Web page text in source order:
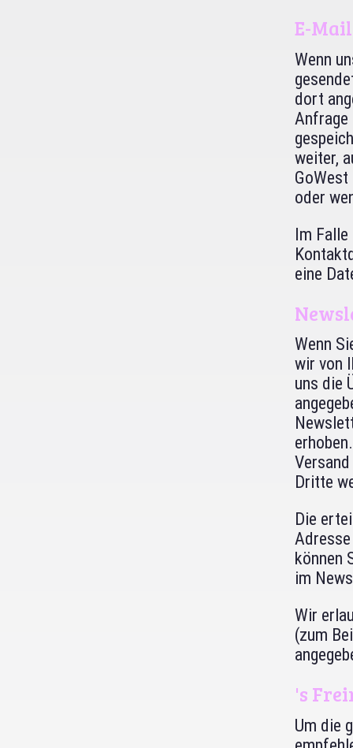
E-
Wenn
dort
Anfrage
weiter,
oder
Im
eine
Wenn
wir von
uns die
Dritte
Die
können
im
Wir
(zum
's
Um die